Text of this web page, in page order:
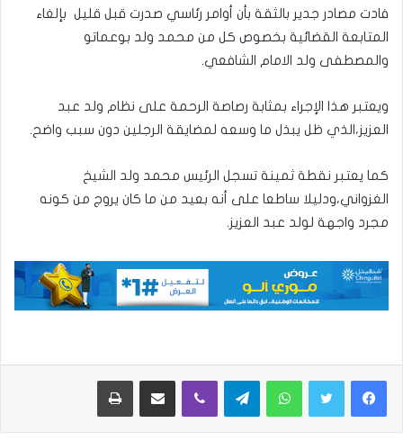
فادت مصادر جدير بالثقة بأن أوامر رئاسي صدرت قبل قليل بإلغاء
المتابعة القضائية بخصوص كل من محمد ولد بوعماتو
والمصطفى ولد الامام الشافعي.
ويعتبر هذا الإجراء بمثابة رصاصة الرحمة على نظام ولد عبد
العزيز،الذي ظل يبذل ما وسعه لمضايقة الرجلين دون سبب واضح.
كما يعتبر نقطة ثمينة تسجل الرئيس محمد ولد الشيخ
الغزواني،ودليلا ساطعا على أنه بعيد من ما كان يروج من كونه
مجرد واجهة لولد عبد العزيز.
واتساب تيلقرام ڤايبر مشاركة عبر البريد طباعة